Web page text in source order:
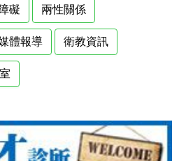
礙 兩性關係
體報導 衛教資訊